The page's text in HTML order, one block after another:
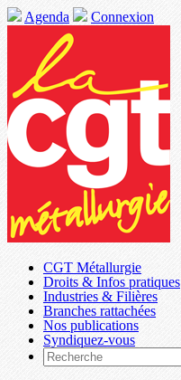
Agenda Connexion
CGT Métallurgie
Droits & Infos pratiques
Industries & Filières
Branches rattachées
Nos publications
Syndiquez-vous